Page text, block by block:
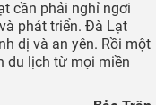
cần phải nghỉ ngơi
phát triển. Đà Lạt
dị và an yên. Rồi một
du lịch từ mọi miền